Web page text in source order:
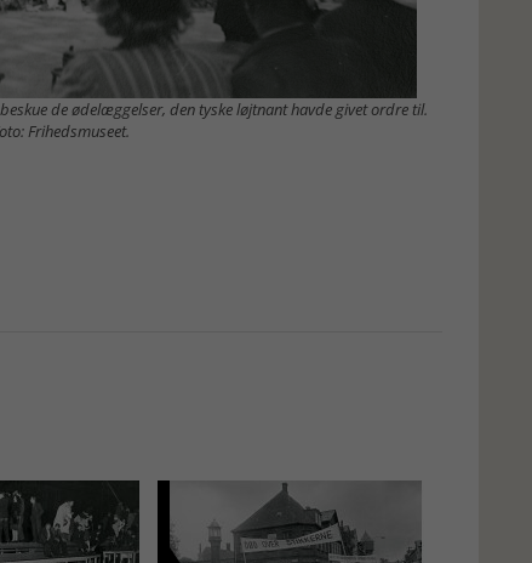
de ødelæggelser, den tyske løjtnant havde givet ordre til.
Frihedsmuseet.